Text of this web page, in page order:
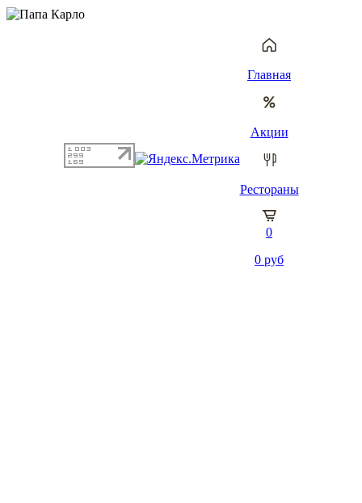
Главная
Акции
Рестораны
0
0 руб